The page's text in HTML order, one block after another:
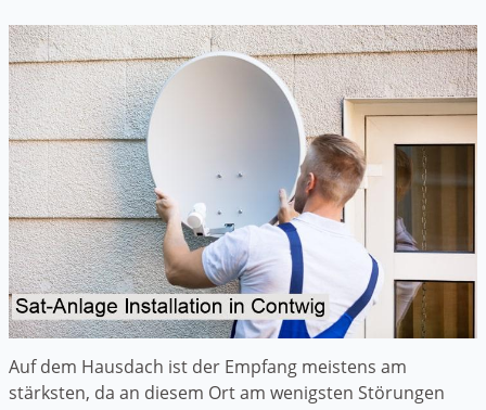
Auf dem Hausdach ist der Empfang meistens am
stärksten, da an diesem Ort am wenigsten Störungen